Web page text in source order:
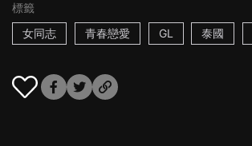
標籤
女同志
青春戀愛 GL 泰國